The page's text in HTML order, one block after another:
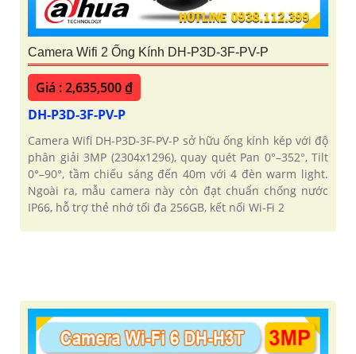
Camera Wifi 2 Ống Kính DH-P3D-3F-PV-P
Giá : 2,635,500 ₫
DH-P3D-3F-PV-P
Camera Wifi DH-P3D-3F-PV-P sở hữu ống kính kép với độ
phân giải 3MP (2304x1296), quay quét Pan 0°–352°, Tilt
0°–90°, tầm chiếu sáng đến 40m với 4 đèn warm light.
Ngoài ra, mẫu camera này còn đạt chuẩn chống nước
IP66, hỗ trợ thẻ nhớ tối đa 256GB, kết nối Wi-Fi 2